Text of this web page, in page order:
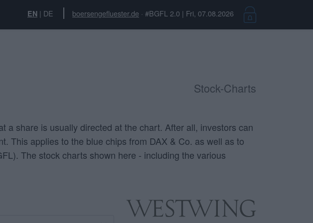
EN | DE boersengefluester.de · #BGFL 2.0 | Fri, 07.08.2026
Stock-Charts
a share is usually directed at the chart. After all, investors can
This applies to the blue chips from DAX & Co. as well as to
The stock charts shown here - including the various